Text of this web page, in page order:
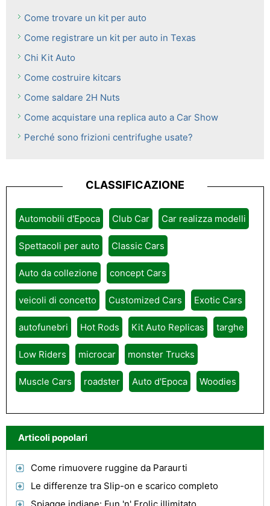
Come trovare un kit per auto
Come registrare un kit per auto in Texas
Chi Kit Auto
Come costruire kitcars
Come saldare 2H Nuts
Come acquistare una replica auto a Car Show
Perché sono frizioni centrifughe usate?
CLASSIFICAZIONE
Automobili d'Epoca Club Car Car realizza modelli
Spettacoli per auto Classic Cars
Auto da collezione concept Cars
veicoli di concetto Customized Cars Exotic Cars
autofunebri Hot Rods Kit Auto Replicas targhe
Low Riders microcar monster Trucks
Muscle Cars roadster Auto d'Epoca Woodies
Articoli popolari
Come rimuovere ruggine da Paraurti
Le differenze tra Slip-on e scarico completo